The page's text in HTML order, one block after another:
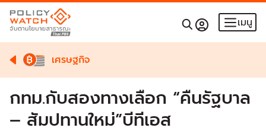
เมนู
เศรษฐกิจ
กทม.กับสองทางเลือก “คืนรัฐบาล
– สัมปทานใหม่”บีทีเอส